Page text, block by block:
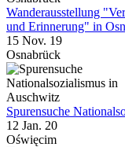
Wanderausstellung
und Erinnerung" in
15 Nov. 19
Osnabrück
Spurensuche
12 Jan. 20
Oświęcim